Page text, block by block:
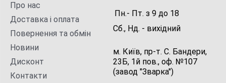
Про нас
Доставка і оплата
Повернення та обмін
Новини
Дисконт
Контакти
Пн.- Пт. з 9 до 18
Сб., Нд. - вихідний
м. Київ, пр-т. С. Бандери,
23Б, 1й пов., оф. №107
(завод "Зварка")